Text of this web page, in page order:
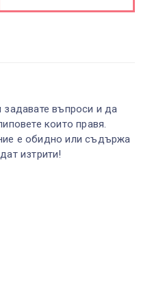
въпроси и да
които правя.
е обидно или съдържа
изтрити!